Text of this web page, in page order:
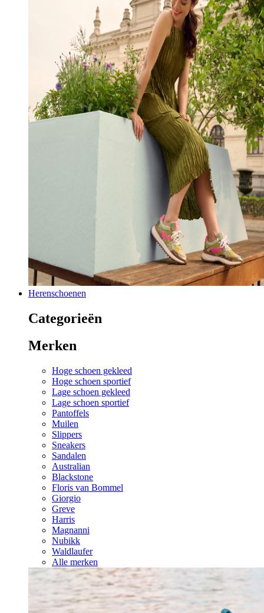
Herenschoenen
Categorieën
Merken
Hoge schoen gekleed
Hoge schoen sportief
Lage schoen gekleed
Lage schoen sportief
Pantoffels
Muilen
Slippers
Sneakers
Sandalen
Australian
Blackstone
Floris van Bommel
Giorgio
Greve
Harris
Magnanni
Nubikk
Waldlaufer
Alle merken